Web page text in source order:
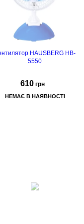
HAUSBERG HB-
5550
610 грн
НЕМАЄ В НАЯВНОСТІ